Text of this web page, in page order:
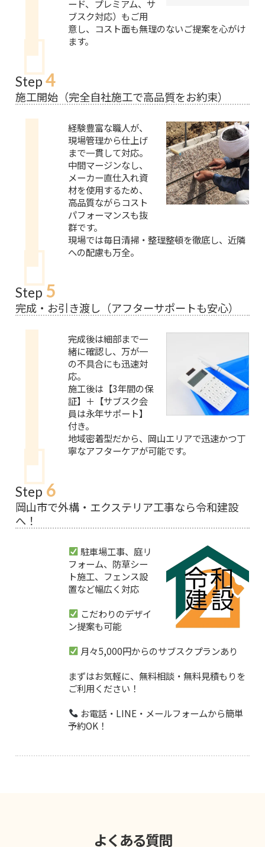
ード、プレミアム、サ
ブスク対応）もご用
意し、コスト面も無理のないご提案を心がけ
ます。
Step 4
施工開始（完全自社施工で高品質をお約束）
経験豊富な職人が、
現場管理から仕上げ
まで一貫して対応。
中間マージンなし、
メーカー直仕入れ資
材を使用するため、
高品質ながらコスト
パフォーマンスも抜
群です。
現場では毎日清掃・整理整頓を徹底し、近隣
への配慮も万全。
Step 5
完成・お引き渡し（アフターサポートも安心）
完成後は細部まで一
緒に確認し、万が一
の不具合にも迅速対
応。
施工後は【3年間の保
証】＋【サブスク会
員は永年サポート】
付き。
地域密着型だから、岡山エリアで迅速かつ丁
寧なアフターケアが可能です。
Step 6
岡山市で外構・エクステリア工事なら令和建設
へ！
駐車場工事、庭リ
フォーム、防草シー
ト施工、フェンス設
置など幅広く対応
こだわりのデザイ
ン提案も可能
月々5,000円からのサブスクプランあり
まずはお気軽に、無料相談・無料見積もりを
ご利用ください！
お電話・LINE・メールフォームから簡単
予約OK！
よくある質問